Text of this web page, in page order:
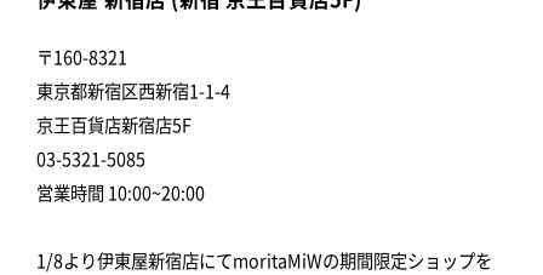
〒160-8321
東京都新宿区西新宿1-1-4
京王百貨店新宿店5F
03-5321-5085
営業時間 10:00~20:00
1/8より伊東屋新宿店にてmoritaMiWの期間限定ショップを